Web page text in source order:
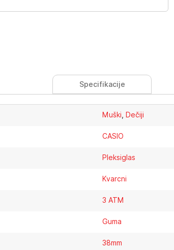
Specifikacije
Muški ,Dečiji
CASIO
Pleksiglas
Kvarcni
3 ATM
Guma
38mm